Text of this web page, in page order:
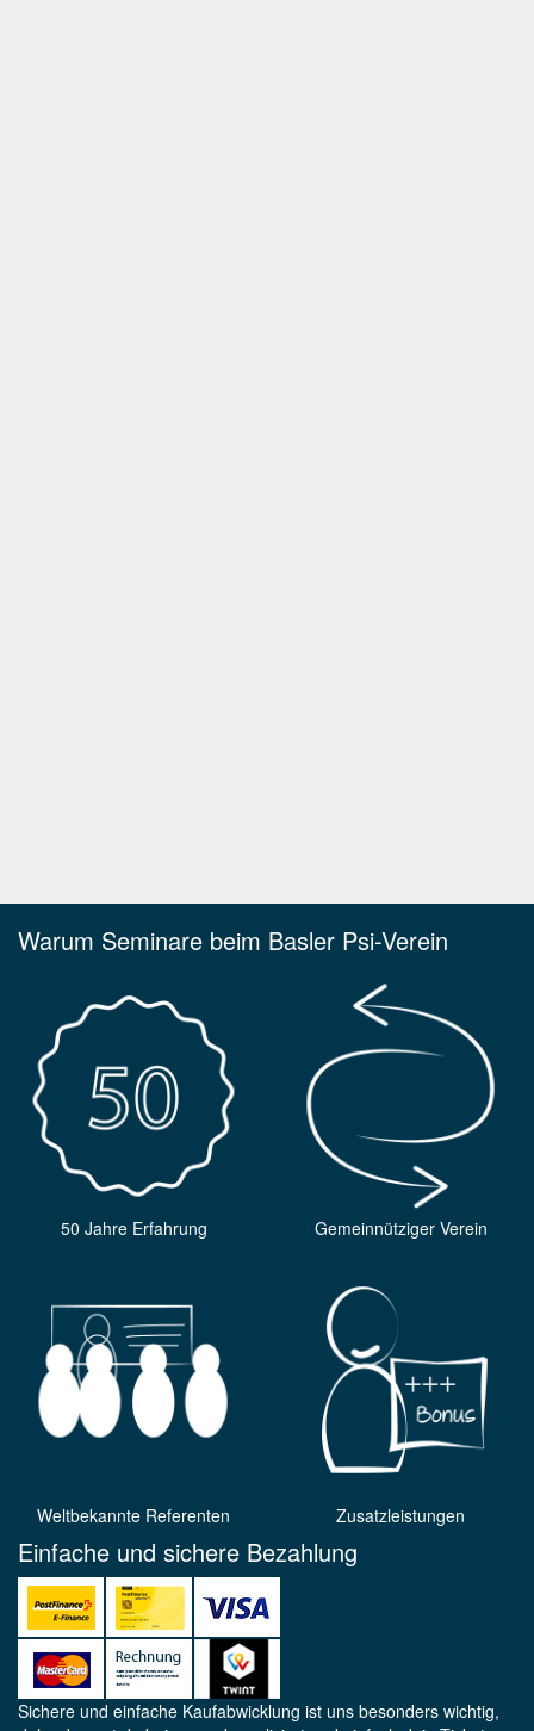
Warum Seminare beim Basler Psi-Verein
50 Jahre Erfahrung Gemeinnütziger Verein
Weltbekannte Referenten Zusatzleistungen
Einfache und sichere Bezahlung
Sichere und einfache Kaufabwicklung ist uns besonders wichtig,